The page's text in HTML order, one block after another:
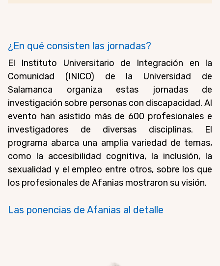
¿En qué consisten las jornadas?
El Instituto Universitario de Integración en la
Comunidad (INICO) de la Universidad de
Salamanca organiza estas jornadas de
investigación sobre personas con discapacidad. Al
evento han asistido más de 600 profesionales e
investigadores de diversas disciplinas. El
programa abarca una amplia variedad de temas,
como la accesibilidad cognitiva, la inclusión, la
sexualidad y el empleo entre otros, sobre los que
los profesionales de Afanias mostraron su visión.
Las ponencias de Afanias al detalle